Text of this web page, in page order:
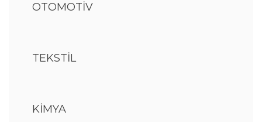
OTOMOTİV
TEKSTİL
KİMYA